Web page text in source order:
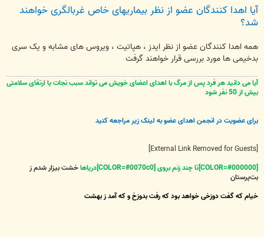
ت
آيا اهدا کنندگان عضو از نظر بيماريهای خاص غربالگری خواهند
شد؟
همه اهدا کنندگان عضو از نظر ایدز ، هپاتیت ، ویروس های مشابه و یک سری
بدخیمی ها مورد بررسی قرار خواهند گرفت
آیا می دانید هر فرد پس از مرگ با اهدای اعضای خویش می تواند سبب نجات یا ارتقای سلامتی
بیش از 50 نفر شود
برای عضویت در انجمن اهدای عضو به لینک زیر مراجعه کنید
خشت بیزار شدم ز
بت‌پرستان
خیام که گفت دوزخی خواهد بود که رفت بدوزخ و که آمد ز بهشت